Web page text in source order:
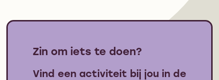
Zin om iets te doen?
Vind een activiteit bij jou in de